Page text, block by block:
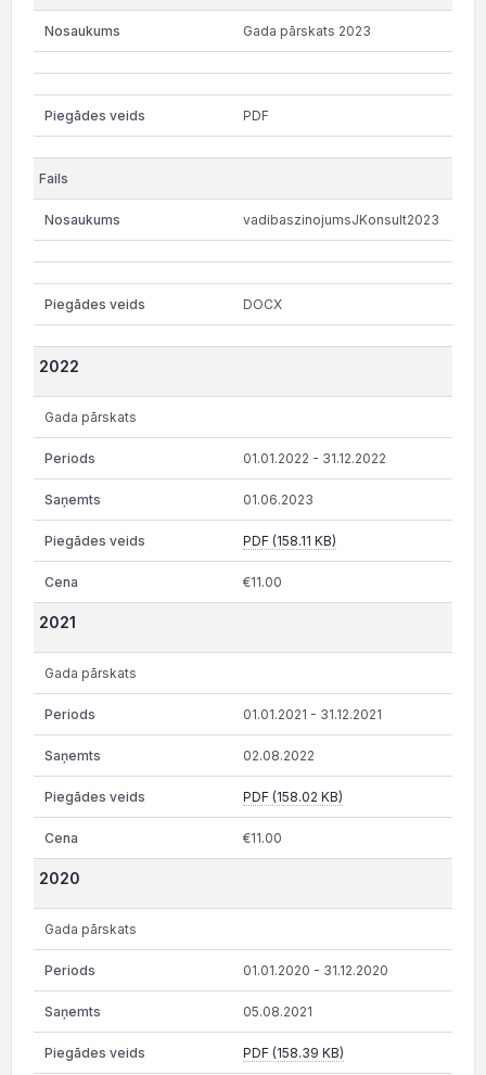
Gada pārskats 2023
PDF
vadibaszinojumsJKonsult2023
DOCX
2022
Gada pārskats
01.01.2022 - 31.12.2022
01.06.2023
PDF (158.11 KB)
€11.00
2021
Gada pārskats
01.01.2021 - 31.12.2021
02.08.2022
PDF (158.02 KB)
€11.00
2020
Gada pārskats
01.01.2020 - 31.12.2020
05.08.2021
PDF (158.39 KB)